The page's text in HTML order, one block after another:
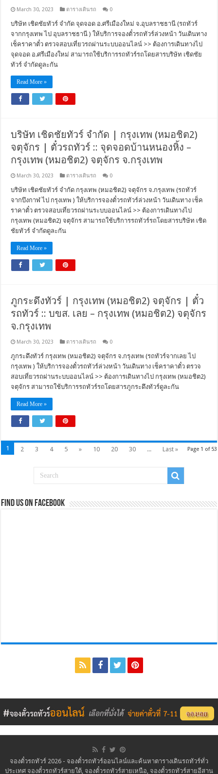
March 30, 2023 ตารางเดินรถ 0
บริษัท เชิดชัยทัวร์ จำกัด จุดจอด อ.ศรีเมืองใหม่ จ.อุบลราชธานี (รถทัวร์
จากกรุงเทพ ไป อุบลราชธานี ) ให้บริการจองตั๋วรถทัวร์ล่วงหน้า วันเดินทาง
เช็คราคาตั๋ว ตรวจสอบเที่ยวรถผ่านระบบออนไลน์ >> ต้องการเดินทางไป
จุดจอด อ.ศรีเมืองใหม่ สามารถใช้บริการรถทัวร์รถโดยสารบริษัท เชิดชัย
ทัวร์ จำกัดดูละกัน
Read More »
บริษัท เชิดชัยทัวร์ จำกัด | กรุงเทพ (หมอชิต2)
จตุจักร | ตั๋วรถทัวร์ :: จุดจอดบ้านหนองหิ้ง –
กรุงเทพ (หมอชิต2) จตุจักร จ.กรุงเทพ
March 30, 2023 ตารางเดินรถ 0
บริษัท เชิดชัยทัวร์ จำกัด กรุงเทพ (หมอชิต2) จตุจักร จ.กรุงเทพ (รถทัวร์
จากบึงกาฬ ไป กรุงเทพ ) ให้บริการจองตั๋วรถทัวร์ล่วงหน้า วันเดินทาง เช็ค
ราคาตั๋ว ตรวจสอบเที่ยวรถผ่านระบบออนไลน์ >> ต้องการเดินทางไป
กรุงเทพ (หมอชิต2) จตุจักร สามารถใช้บริการรถทัวร์รถโดยสารบริษัท เชิด
ชัยทัวร์ จำกัดดูละกัน
Read More »
ภูกระดึงทัวร์ | กรุงเทพ (หมอชิต2) จตุจักร | ตั๋ว
รถทัวร์ :: บขส. เลย – กรุงเทพ (หมอชิต2) จตุจักร
จ.กรุงเทพ
March 30, 2023 ตารางเดินรถ 0
ภูกระดึงทัวร์ กรุงเทพ (หมอชิต2) จตุจักร จ.กรุงเทพ (รถทัวร์จากเลย ไป
กรุงเทพ ) ให้บริการจองตั๋วรถทัวร์ล่วงหน้า วันเดินทาง เช็คราคาตั๋ว ตรวจ
สอบเที่ยวรถผ่านระบบออนไลน์ >> ต้องการเดินทางไป กรุงเทพ (หมอชิต2)
จตุจักร สามารถใช้บริการรถทัวร์รถโดยสารภูกระดึงทัวร์ดูละกัน
Read More »
Page 1 of 53
1 2 3 4 5 » 10 20 30 ... Last »
Find us on Facebook
จองตั๋วรถทัวร์ 2026 - จองตั๋วรถทัวร์ออนไลน์และค้นหาตารางเดินรถทัวร์ทั่ว
ประเทศ จองตั๋วรถทัวร์สายใต้, จองตั๋วรถทัวร์สายเหนือ, จองตั๋วรถทัวร์สายอีสาน